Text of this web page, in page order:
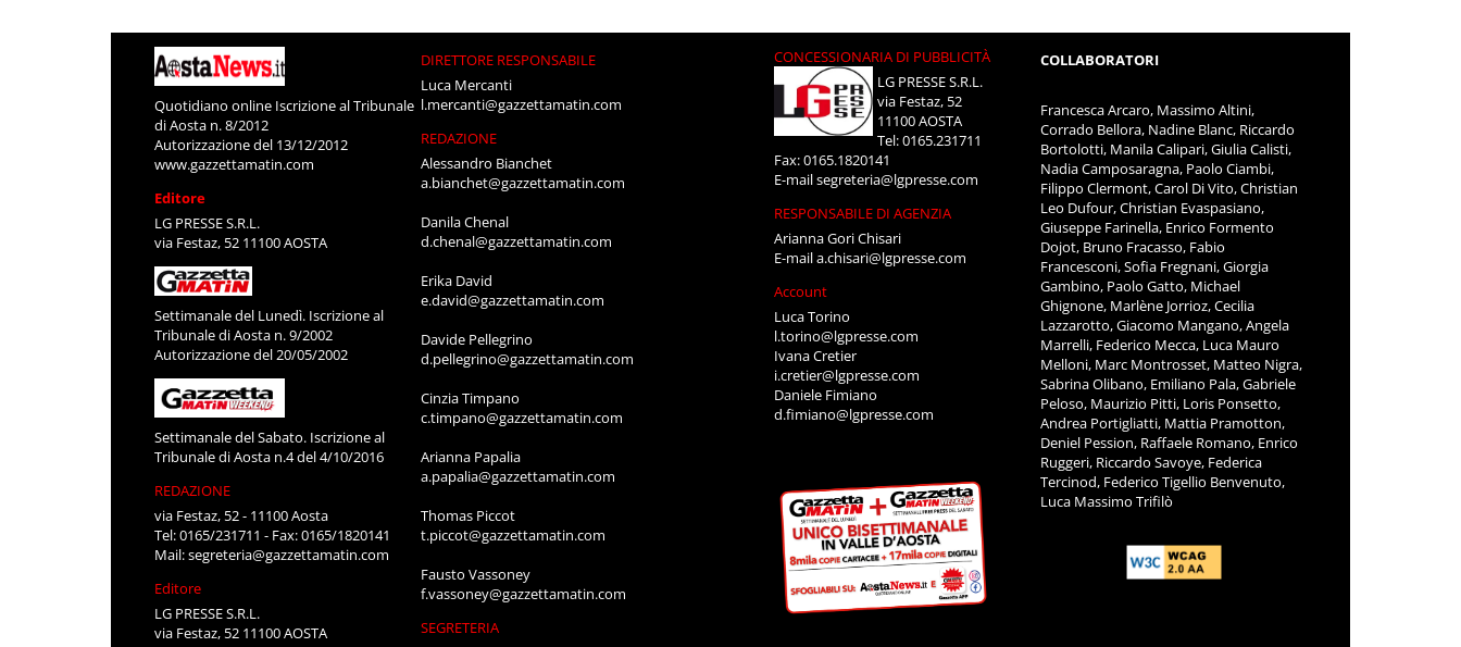
Quotidiano online Iscrizione al Tribunale
di Aosta n. 8/2012
Autorizzazione del 13/12/2012
www.gazzettamatin.com
Editore
LG PRESSE S.R.L.
via Festaz, 52 11100 AOSTA
Settimanale del Lunedì. Iscrizione al
Tribunale di Aosta n. 9/2002
Autorizzazione del 20/05/2002
Settimanale del Sabato. Iscrizione al
Tribunale di Aosta n.4 del 4/10/2016
REDAZIONE
via Festaz, 52 - 11100 Aosta
Tel: 0165/231711 - Fax: 0165/1820141
Mail:segreteria@gazzettamatin.com
Editore
LG PRESSE S.R.L.
via Festaz, 52 11100 AOSTA
DIRETTORE RESPONSABILE
Luca Mercanti
l.mercanti@gazzettamatin.com
REDAZIONE
Alessandro Bianchet
a.bianchet@gazzettamatin.com
Danila Chenal
d.chenal@gazzettamatin.com
Erika David
e.david@gazzettamatin.com
Davide Pellegrino
d.pellegrino@gazzettamatin.com
Cinzia Timpano
c.timpano@gazzettamatin.com
Arianna Papalia
a.papalia@gazzettamatin.com
Thomas Piccot
t.piccot@gazzettamatin.com
Fausto Vassoney
f.vassoney@gazzettamatin.com
SEGRETERIA
CONCESSIONARIA DI PUBBLICITÀ
LG PRESSE S.R.L.
via Festaz, 52
11100 AOSTA
Tel: 0165.231711
Fax: 0165.1820141
E-mailsegreteria@lgpresse.com
RESPONSABILE DI AGENZIA
Arianna Gori Chisari
E-maila.chisari@lgpresse.com
Account
Luca Torino
l.torino@lgpresse.com
Ivana Cretier
i.cretier@lgpresse.com
Daniele Fimiano
d.fimiano@lgpresse.com
COLLABORATORI
Francesca Arcaro, Massimo Altini,
Corrado Bellora, Nadine Blanc, Riccardo
Bortolotti, Manila Calipari, Giulia Calisti,
Nadia Camposaragna, Paolo Ciambi,
Filippo Clermont, Carol Di Vito, Christian
Leo Dufour, Christian Evaspasiano,
Giuseppe Farinella, Enrico Formento
Dojot, Bruno Fracasso, Fabio
Francesconi, Sofia Fregnani, Giorgia
Gambino, Paolo Gatto, Michael
Ghignone, Marlène Jorrioz, Cecilia
Lazzarotto, Giacomo Mangano, Angela
Marrelli, Federico Mecca, Luca Mauro
Melloni, Marc Montrosset, Matteo Nigra,
Sabrina Olibano, Emiliano Pala, Gabriele
Peloso, Maurizio Pitti, Loris Ponsetto,
Andrea Portigliatti, Mattia Pramotton,
Deniel Pession, Raffaele Romano, Enrico
Ruggeri, Riccardo Savoye, Federica
Tercinod, Federico Tigellio Benvenuto,
Luca Massimo Trifilò